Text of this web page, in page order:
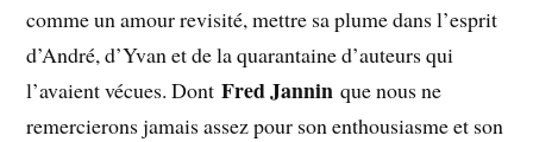
comme un amour revisité, mettre sa plume dans l’esprit
d’André, d’Yvan et de la quarantaine d’auteurs qui
l’avaient vécues. DontFred Jannin que nous ne
remercierons jamais assez pour son enthousiasme et son